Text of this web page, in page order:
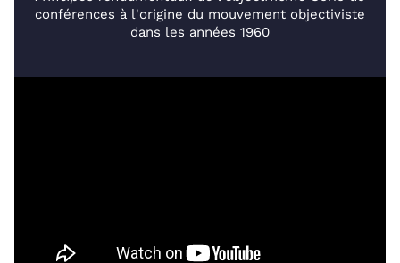
conférences à l'origine du mouvement objectiviste
dans les années 1960